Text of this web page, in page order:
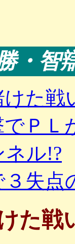
・智
た戦
ＰＬ
ネル!?
３失点
た戦